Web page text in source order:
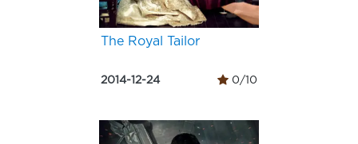
The Royal Tailor
2014-12-24 0/10